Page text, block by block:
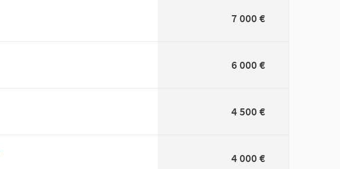
7 000 €
6 000 €
4 500 €
4 000 €